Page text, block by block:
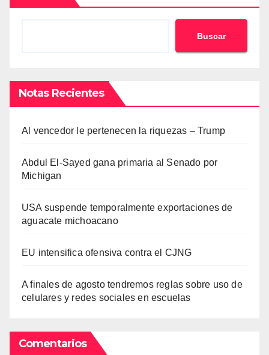
Buscar
Notas Recientes
Al vencedor le pertenecen la riquezas – Trump
Abdul El-Sayed gana primaria al Senado por
Michigan
USA suspende temporalmente exportaciones de
aguacate michoacano
EU intensifica ofensiva contra el CJNG
A finales de agosto tendremos reglas sobre uso de
celulares y redes sociales en escuelas
Comentarios